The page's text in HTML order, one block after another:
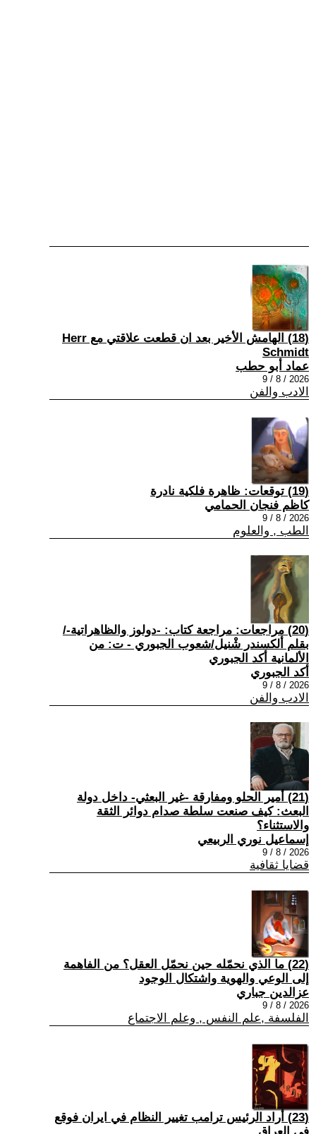
(18) الهامش الأخير بعد ان قطعت علاقتي مع Herr
Schmidt
عماد أبو حطب
2026 / 8 / 9
الادب والفن
(19) توقعات: ظاهرة فلكية نادرة
كاظم فنجان الحمامي
2026 / 8 / 9
الطب , والعلوم
(20) مراجعات: مراجعة كتاب: -دولوز والظاهراتية-/
بقلم ألكسندر شْنيل/شعوب الجبوري - ت: من
الألمانية أكد الجبوري
أكد الجبوري
2026 / 8 / 9
الادب والفن
(21) أمير الحلو ومفارقة -غير البعثي- داخل دولة
البعث: كيف صنعت سلطة صدام دوائر الثقة
والاستثناء؟
إسماعيل نوري الربيعي
2026 / 8 / 9
قضايا ثقافية
(22) ما الذي نحمّله حين نحمّل العقل؟ من الفاهمة
إلى الوعي والهوية واشتكال الوجود
عزالدين جباري
2026 / 8 / 9
الفلسفة ,علم النفس , وعلم الاجتماع
(23) أراد الرئيس ترامب تغيير النظام في ايران فوقع